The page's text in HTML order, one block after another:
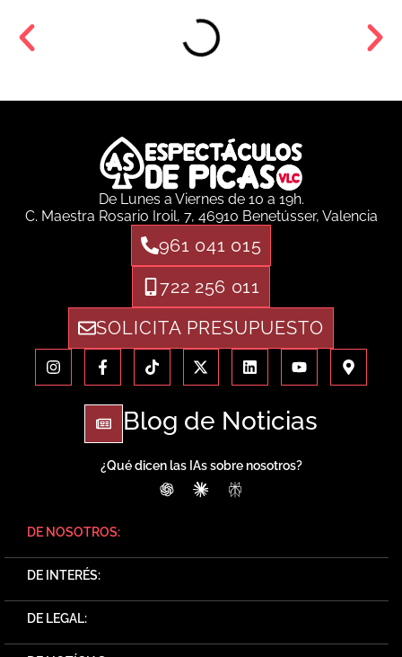
De Lunes a Viernes de 10 a 19h.
C. Maestra Rosario Iroil, 7, 46910 Benetússer, Valencia
961 041 015
722 256 011
SOLICITA PRESUPUESTO
Blog de Noticias
¿Qué dicen las IAs sobre nosotros?
ChatGPTClaudePerplexity
DE NOSOTROS:
DE INTERÉS:
DE LEGAL: